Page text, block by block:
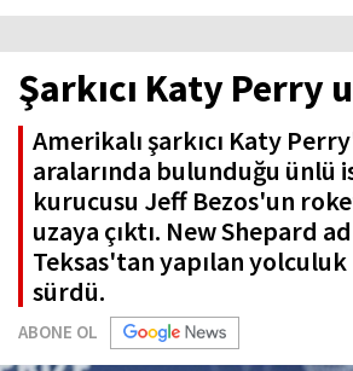
Şarkıcı Katy Perry
Amerikalı şarkıcı Katy
aralarında bulunduğu ünlü
kurucusu Jeff Bezos'un
uzaya çıktı. New Shepard
Teksas'tan yapılan
sürdü.
ABONE OL